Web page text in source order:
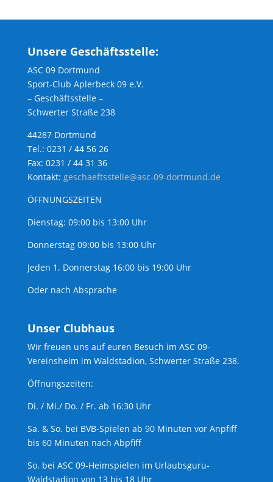
Unsere Geschäftsstelle:
ASC 09 Dortmund
Sport-Club Aplerbeck 09 e.V.
– Geschäftsstelle –
Schwerter Straße 238
44287 Dortmund
Tel.: 0231 / 44 56 26
Fax: 0231 / 44 31 36
Kontakt: geschaeftsstelle@asc-09-dortmund.de
ÖFFNUNGSZEITEN
Dienstag: 09:00 bis 13:00 Uhr
Donnerstag 09:00 bis 13:00 Uhr
Jeden 1. Donnerstag 16:00 bis 19:00 Uhr
Oder nach Absprache
Unser Clubhaus
Wir freuen uns auf euren Besuch im ASC 09-
Vereinsheim im Waldstadion, Schwerter Straße 238.
Öffnungszeiten:
Di. / Mi./ Do. / Fr. ab 16:30 Uhr
Sa. & So. bei BVB-Spielen ab 90 Minuten vor Anpfiff
bis 60 Minuten nach Abpfiff
So. bei ASC 09-Heimspielen im Urlaubsguru-
Waldstadion von 13 bis 18 Uhr